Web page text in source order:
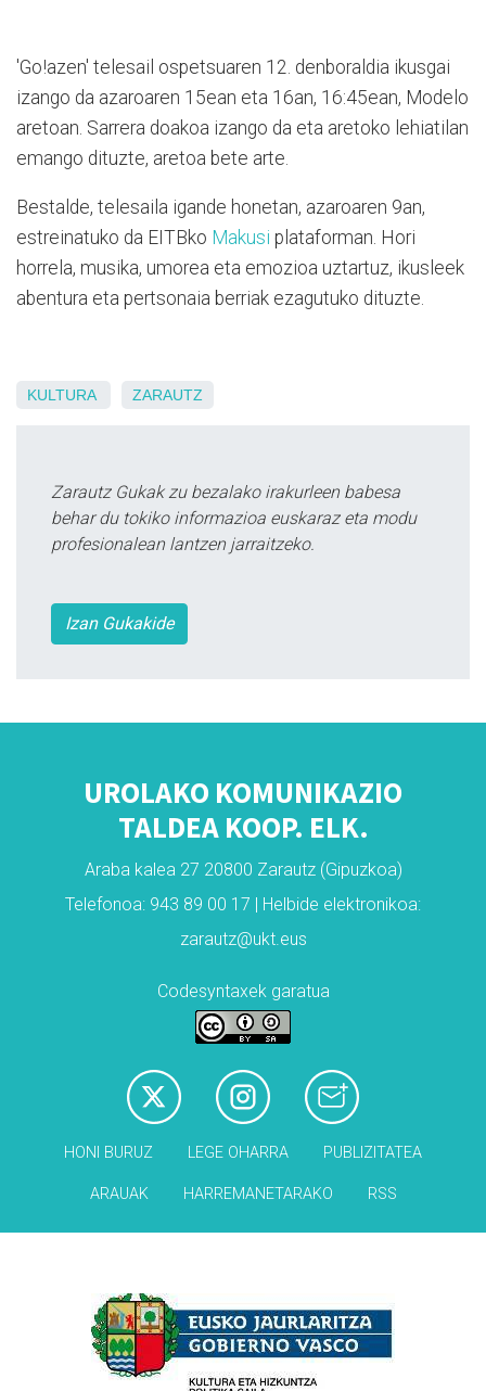
'Go!azen' telesail ospetsuaren 12. denboraldia ikusgai
izango da azaroaren 15ean eta 16an, 16:45ean, Modelo
aretoan. Sarrera doakoa izango da eta aretoko lehiatilan
emango dituzte, aretoa bete arte.
Bestalde, telesaila igande honetan, azaroaren 9an,
estreinatuko da EITBko Makusi plataforman. Hori
horrela, musika, umorea eta emozioa uztartuz, ikusleek
abentura eta pertsonaia berriak ezagutuko dituzte.
KULTURA ZARAUTZ
Zarautz Gukak zu bezalako irakurleen babesa
behar du tokiko informazioa euskaraz eta modu
profesionalean lantzen jarraitzeko.
Izan Gukakide
UROLAKO KOMUNIKAZIO
TALDEA KOOP. ELK.
Araba kalea 27 20800 Zarautz (Gipuzkoa)
Telefonoa: 943 89 00 17 | Helbide elektronikoa:
zarautz@ukt.eus
Codesyntaxek garatua
HONI BURUZ LEGE OHARRA PUBLIZITATEA
ARAUAK HARREMANETARAKO RSS